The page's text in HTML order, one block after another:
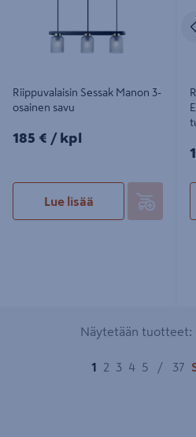
Riippuvalaisin Sessak Manon 3-
osainen savu
185€/kpl
185 € / kpl
Lue lisää
Näytetään tuotteet:
1 2 3 4 5 / 37